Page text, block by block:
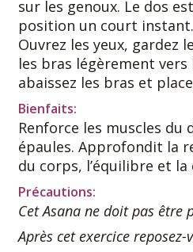
sur les genoux. Le dos
position un court
Ouvrez les yeux, gardez
les bras légèrement vers
abaissez les bras et
Bienfaits:
Renforce les muscles du
épaules. Approfondit la
du corps, l’équilibre et
Précautions:
Cet Asana ne doit pas être
Après cet exercice reposez-